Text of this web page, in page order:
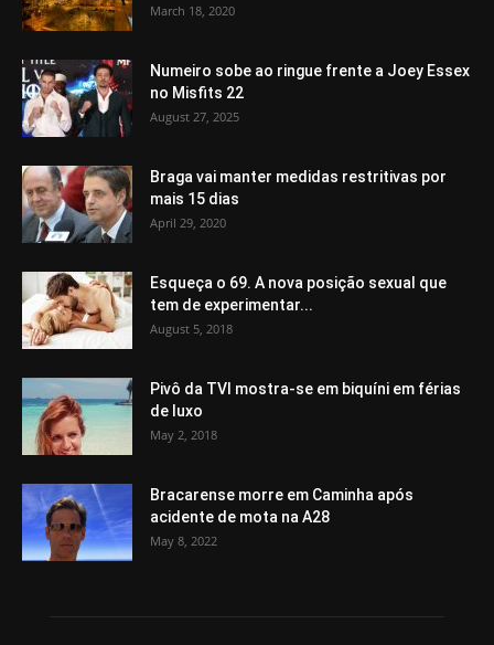
March 18, 2020
Numeiro sobe ao ringue frente a Joey Essex
no Misfits 22
August 27, 2025
Braga vai manter medidas restritivas por
mais 15 dias
April 29, 2020
Esqueça o 69. A nova posição sexual que
tem de experimentar...
August 5, 2018
Pivô da TVI mostra-se em biquíni em férias
de luxo
May 2, 2018
Bracarense morre em Caminha após
acidente de mota na A28
May 8, 2022